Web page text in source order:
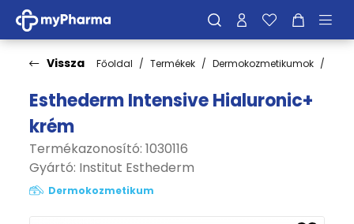
Vissza Főoldal Termékek Dermokozmetikumok
Esthederm Intensive Hialuronic+
krém
Termékazonosító: 1030116
Gyártó: Institut Esthederm
Dermokozmetikum